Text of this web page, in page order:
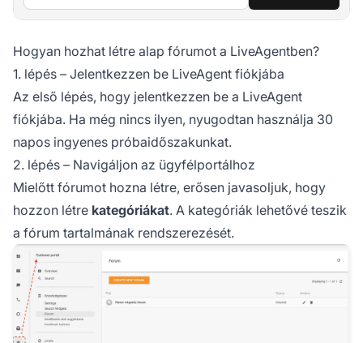
Hogyan hozhat létre alap fórumot a LiveAgentben?
1. lépés – Jelentkezzen be LiveAgent fiókjába
Az első lépés, hogy jelentkezzen be a LiveAgent
fiókjába. Ha még nincs ilyen, nyugodtan használja 30
napos ingyenes próbaidőszakunkat.
2. lépés – Navigáljon az ügyfélportálhoz
Mielőtt fórumot hozna létre, erősen javasoljuk, hogy
hozzon létre kategóriákat. A kategóriák lehetővé teszik
a fórum tartalmának rendszerezését.